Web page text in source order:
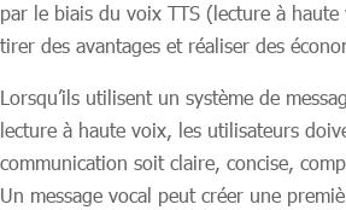
par le biais du voix TTS (lecture à
tirer des avantages et réaliser des
Lorsqu’ils utilisent un système de
lecture à haute voix, les utilisateurs
communication soit claire, concise,
Un message vocal peut créer une